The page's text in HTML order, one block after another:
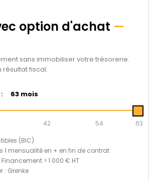
option d'achat —
sans immobiliser votre trésorerie.
résultat fiscal.
63 mois
42 54
63
(BIC)
1 mensualité en + en fin de contrat
> 1 000 € HT
: Grenke